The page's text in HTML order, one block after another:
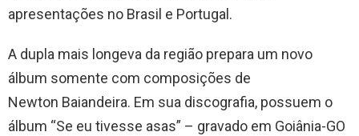
apresentações no Brasil e Portugal.
A dupla mais longeva da região prepara um novo
álbum somente com composições de
Newton Baiandeira. Em sua discografia, possuem o
álbum “Se eu tivesse asas” – gravado em Goiânia-GO